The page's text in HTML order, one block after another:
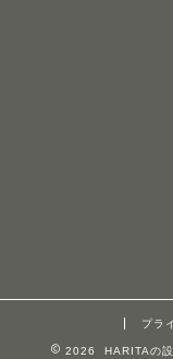
プラ
2026 HARITAの設